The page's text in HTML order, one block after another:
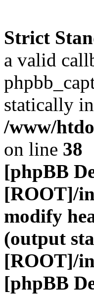
Strict
a valid
statically in
/www/
on line 38
[phpBB
[ROOT]/
modify
(output
[ROOT]/
[phpBB